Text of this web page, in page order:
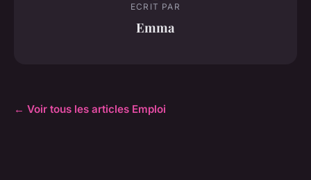
ECRIT PAR
Emma
← Voir tous les articles Emploi